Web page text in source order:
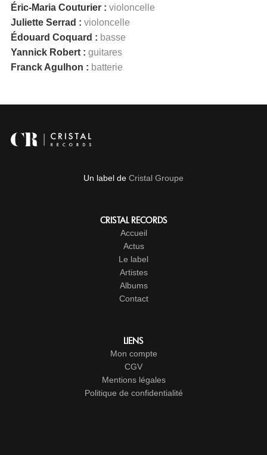
Éric-Maria Couturier : violoncelle
Juliette Serrad : violoncelle
Édouard Coquard : basse
Yannick Robert : guitares
Franck Agulhon : batterie
Un label de Cristal Groupe
CRISTAL RECORDS
Accueil
Actus
Le label
Artistes
Albums
Contact
LIENS
Mon compte
CGV
Mentions légales
Politique de confidentialité